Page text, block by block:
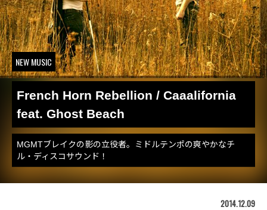
NEW MUSIC
French Horn Rebellion / Caaalifornia
feat. Ghost Beach
MGMTブレイクの影の立役者。ミドルテンポの爽やかなチ
ル・ディスコサウンド！
2014.12.09